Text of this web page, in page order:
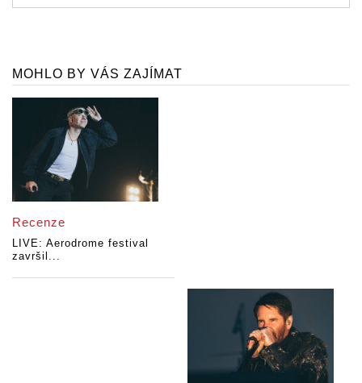
MOHLO BY VÁS ZAJÍMAT
Recenze
LIVE: Aerodrome festival
završil...